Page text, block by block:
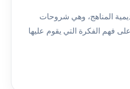
المناهج، وهي شروحات
فهم الفكرة التي يقوم عليها